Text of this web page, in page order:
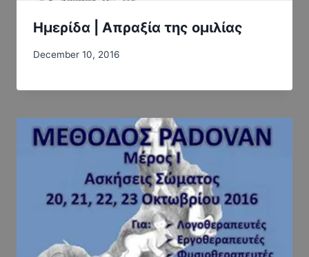
Ημερίδα | Απραξία της ομιλίας
December 10, 2016